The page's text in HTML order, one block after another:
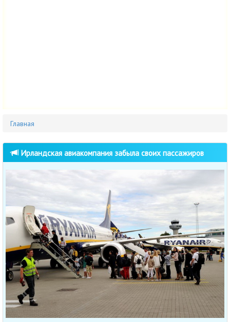
Главная
Ирландская авиакомпания забыла своих пассажиров